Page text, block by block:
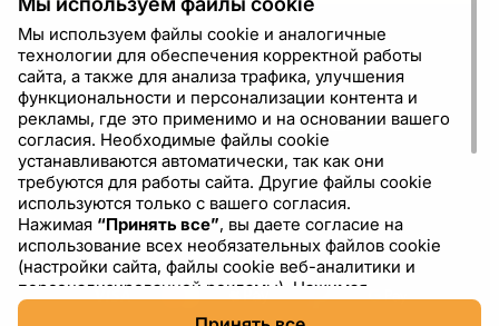
RU USD - US Dollar ($)
Мы используем файлы cookie и аналогичные
технологии для обеспечения корректной работы
сайта, а также для анализа трафика, улучшения
функциональности и персонализации контента и
рекламы, где это применимо и на основании вашего
согласия. Необходимые файлы cookie
устанавливаются автоматически, так как они
требуются для работы сайта. Другие файлы cookie
используются только с вашего согласия.
Нажимая “Принять все”, вы даете согласие на
использование всех необязательных файлов cookie
(настройки сайта, файлы cookie веб-аналитики и
персонализированной рекламы). Нажимая
“Отклонить все”